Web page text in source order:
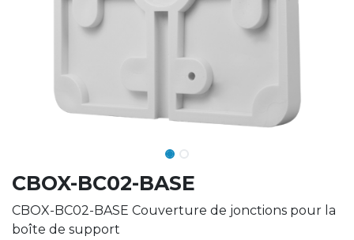
CBOX-BC02-BASE
CBOX-BC02-BASE Couverture de jonctions pour la
boîte de support